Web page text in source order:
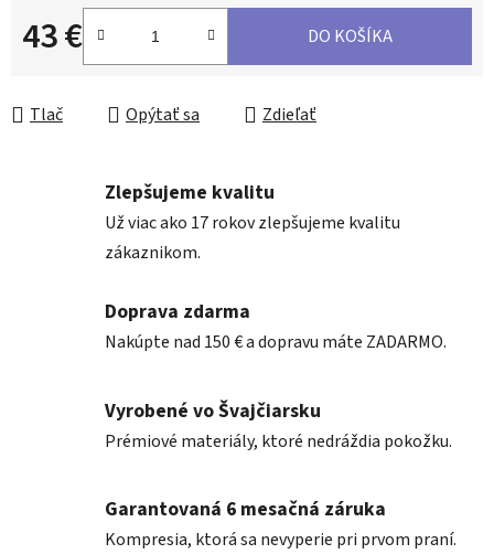
43 €
Jednotková cena:
DO KOŠÍKA
Tlač Opýtať sa Zdieľať
Zlepšujeme kvalitu
Už viac ako 17 rokov zlepšujeme kvalitu
zákaznikom.
Doprava zdarma
Nakúpte nad 150 € a dopravu máte ZADARMO.
Vyrobené vo Švajčiarsku
Prémiové materiály, ktoré nedráždia pokožku.
Garantovaná 6 mesačná záruka
Kompresia, ktorá sa nevyperie pri prvom praní.